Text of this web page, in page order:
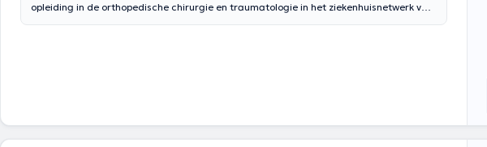
opleiding in de orthopedische chirurgie en traumatologie in het ziekenhuisnetwerk van